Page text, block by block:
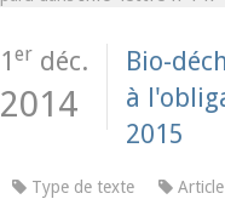
1 er déc.
2014
Bio-
à
2015
Type de texte Article